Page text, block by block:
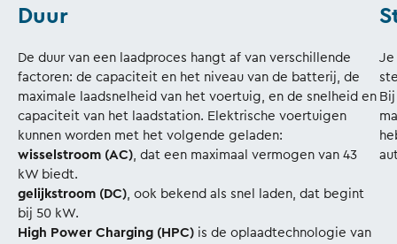
Duur
De duur van een laadproces hangt af van verschillende
factoren: de capaciteit en het niveau van de batterij, de
maximale laadsnelheid van het voertuig, en de snelheid en
capaciteit van het laadstation. Elektrische voertuigen
kunnen worden met het volgende geladen:
wisselstroom (AC) , dat een maximaal vermogen van 43
kW biedt.
gelijkstroom (DC) , ook bekend als snel laden, dat begint
bij 50 kW.
High Power Charging (HPC) is de oplaadtechnologie van
Je